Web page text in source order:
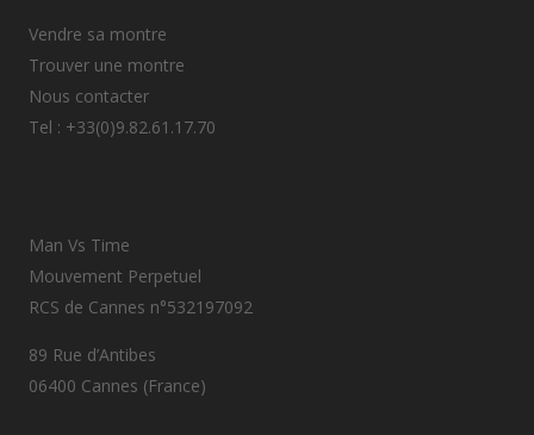
Vendre sa montre
Trouver une montre
Nous contacter
Tel : +33(0)9.82.61.17.70
Man Vs Time
Mouvement Perpetuel
RCS de Cannes n°532197092
89 Rue d’Antibes
06400 Cannes (France)